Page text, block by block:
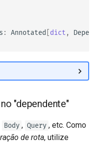
: Annotated dict ,
"dependente"
Body , Query , etc. Como
de rota, utilize